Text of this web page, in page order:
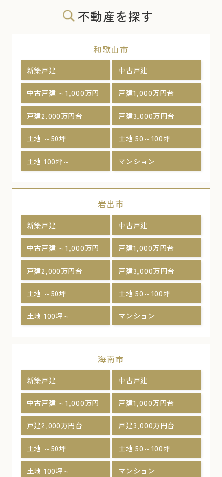
不動産を探す
和歌山市
新築戸建 中古戸建
中古戸建 ～1,000万円 戸建1,000万円台
戸建2,000万円台 戸建3,000万円台
土地 ～50坪 土地 50～100坪
土地 100坪～ マンション
岩出市
新築戸建 中古戸建
中古戸建 ～1,000万円 戸建1,000万円台
戸建2,000万円台 戸建3,000万円台
土地 ～50坪 土地 50～100坪
土地 100坪～ マンション
海南市
新築戸建 中古戸建
中古戸建 ～1,000万円 戸建1,000万円台
戸建2,000万円台 戸建3,000万円台
土地 ～50坪 土地 50～100坪
土地 100坪～ マンション